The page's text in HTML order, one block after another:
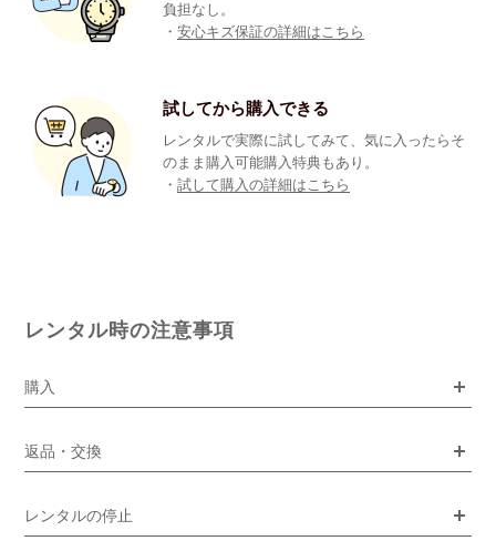
負担なし。
・安心キズ保証の詳細はこちら
試してから購入できる
レンタルで実際に試してみて、気に入ったらそ
のまま購入可能購入特典もあり。
・試して購入の詳細はこちら
レンタル時の注意事項
購入
返品・交換
レンタルの停止